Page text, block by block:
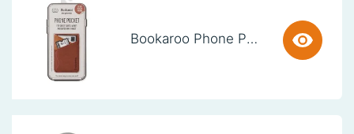
Bookaroo Phone Pocket - Brown